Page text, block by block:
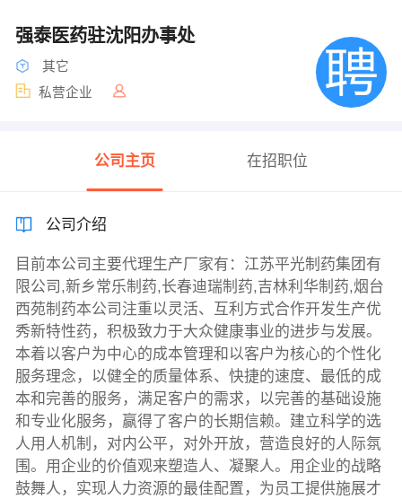
强泰医药驻沈阳办事处
其它
私营企业
公司主页 在招职位
公司介绍
目前本公司主要代理生产厂家有：江苏平光制药集团有
限公司,新乡常乐制药,长春迪瑞制药,吉林利华制药,烟台
西苑制药本公司注重以灵活、互利方式合作开发生产优
秀新特性药，积极致力于大众健康事业的进步与发展。
本着以客户为中心的成本管理和以客户为核心的个性化
服务理念，以健全的质量体系、快捷的速度、最低的成
本和完善的服务，满足客户的需求，以完善的基础设施
和专业化服务，赢得了客户的长期信赖。建立科学的选
人用人机制，对内公平，对外开放，营造良好的人际氛
围。用企业的价值观来塑造人、凝聚人。用企业的战略
鼓舞人，实现人力资源的最佳配置，为员工提供施展才